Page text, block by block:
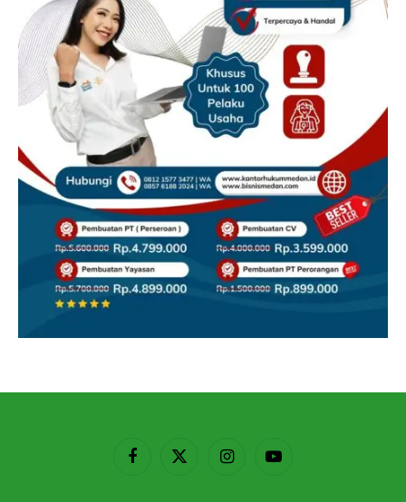
FacebookX
InstagramYouTube